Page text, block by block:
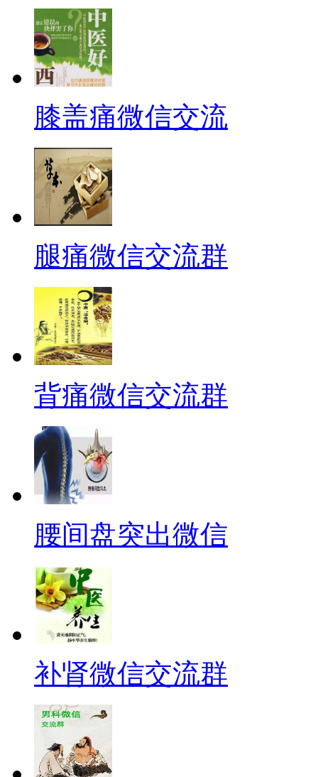
膝盖痛微信交流
腿痛微信交流群
背痛微信交流群
腰间盘突出微信
补肾微信交流群